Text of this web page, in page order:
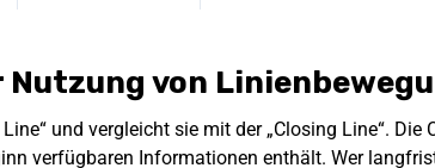
von
und vergleicht sie mit der „Closing Line“. Die
verfügbaren Informationen enthält. Wer